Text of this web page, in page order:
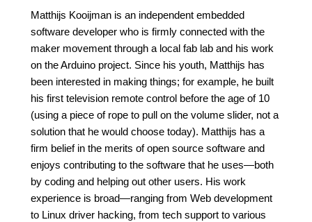
Matthijs Kooijman is an independent embedded
software developer who is firmly connected with the
maker movement through a local fab lab and his work
on the Arduino project. Since his youth, Matthijs has
been interested in making things; for example, he built
his first television remote control before the age of 10
(using a piece of rope to pull on the volume slider, not a
solution that he would choose today). Matthijs has a
firm belief in the merits of open source software and
enjoys contributing to the software that he uses—both
by coding and helping out other users. His work
experience is broad—ranging from Web development
to Linux driver hacking, from tech support to various